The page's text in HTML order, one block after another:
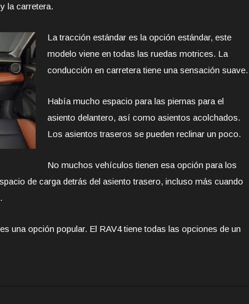
la carretera.
La tracción estándar es la opción estándar, este
modelo viene en todas las ruedas motrices. La
conducción en carretera tiene una sensación suave.
Había mucho espacio para las piernas para el
asiento delantero, así como asientos acolchados.
Los asientos traseros se pueden reclinar un poco.
No muchos vehículos tienen esa opción para los
de carga detrás del asiento trasero, incluso más cuando
una opción popular. El RAV4 tiene todas las opciones de un